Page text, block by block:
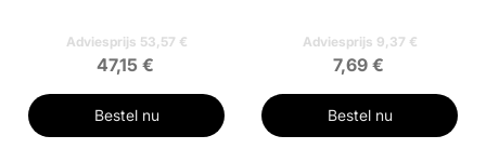
Adviesprijs 53,57 €
47,15 €
Bestel nu
Adviesprijs 9,37 €
7,69 €
Bestel nu